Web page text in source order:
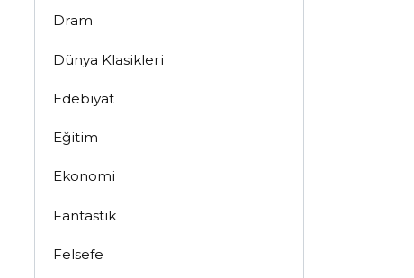
Dram
Dünya Klasikleri
Edebiyat
Eğitim
Ekonomi
Fantastik
Felsefe